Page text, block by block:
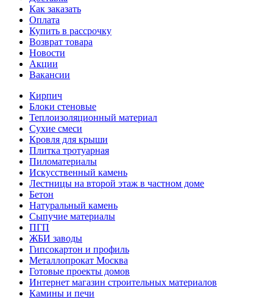
Как заказать
Оплата
Купить в рассрочку
Возврат товара
Новости
Акции
Вакансии
Кирпич
Блоки стеновые
Теплоизоляционный материал
Сухие смеси
Кровля для крыши
Плитка тротуарная
Пиломатериалы
Искусственный камень
Лестницы на второй этаж в частном доме
Бетон
Натуральный камень
Сыпучие материалы
ПГП
ЖБИ заводы
Гипсокартон и профиль
Металлопрокат Москва
Готовые проекты домов
Интернет магазин строительных материалов
Камины и печи